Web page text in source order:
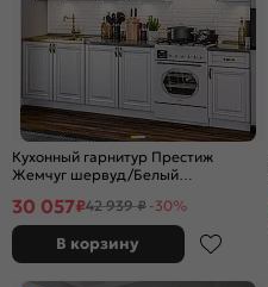
Кухонный гарнитур Престиж
Жемчуг шервуд/Белый
30 057₽42 939 ₽ -30%
В корзину